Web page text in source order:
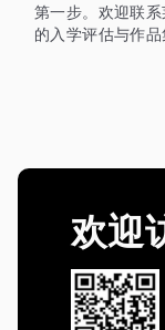
第一步。欢迎联
的入学评估与作品
欢迎